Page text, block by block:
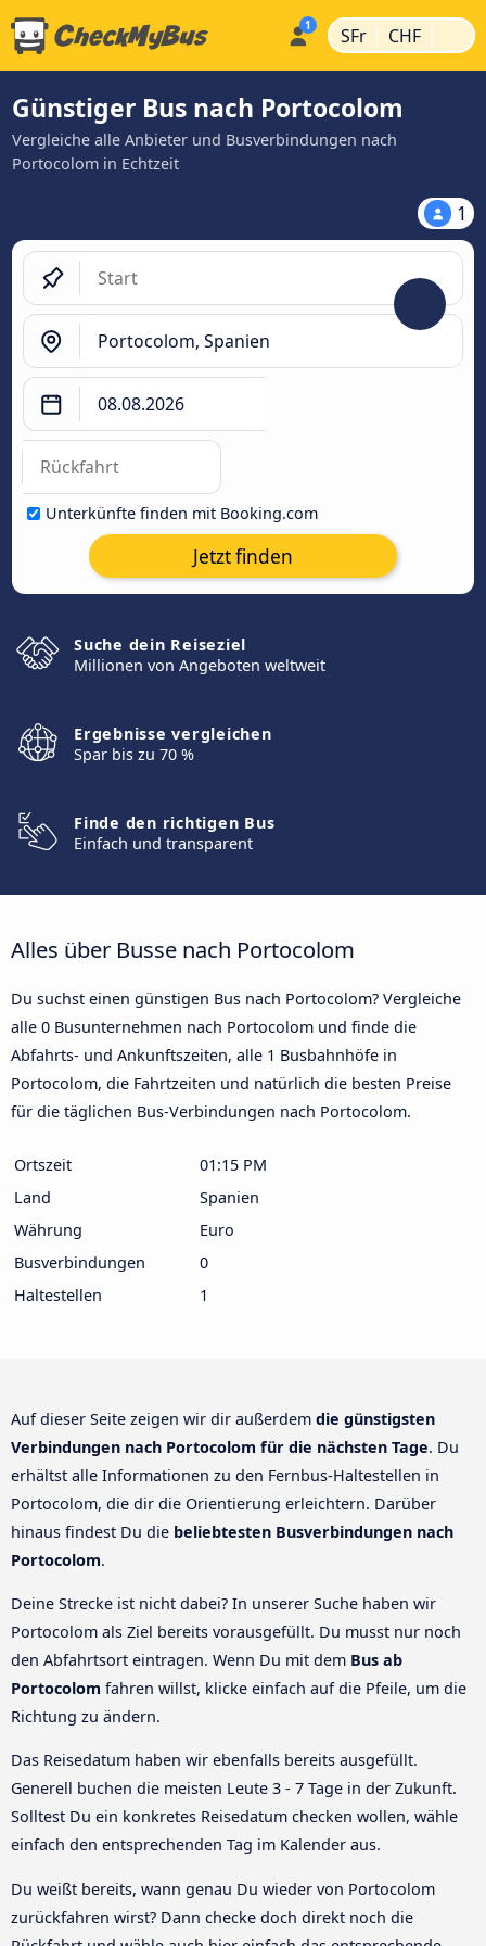
SFr | CHF |
Günstiger Bus nach Portocolom
Vergleiche alle Anbieter und Busverbindungen nach
Portocolom in Echtzeit
1
Unterkünfte finden mit Booking.com
Jetzt finden
Suche dein Reiseziel
Millionen von Angeboten weltweit
Ergebnisse vergleichen
Spar bis zu 70 %
Finde den richtigen Bus
Einfach und transparent
Alles über Busse nach Portocolom
Du suchst einen günstigen Bus nach Portocolom? Vergleiche
alle 0 Busunternehmen nach Portocolom und finde die
Abfahrts- und Ankunftszeiten, alle 1 Busbahnhöfe in
Portocolom, die Fahrtzeiten und natürlich die besten Preise
für die täglichen Bus-Verbindungen nach Portocolom.
Ortszeit
01:15 PM
Land
Spanien
Währung
Euro
Busverbindungen
0
Haltestellen
1
Auf dieser Seite zeigen wir dir außerdem die günstigsten
Verbindungen nach Portocolom für die nächsten Tage. Du
erhältst alle Informationen zu den Fernbus-Haltestellen in
Portocolom, die dir die Orientierung erleichtern. Darüber
hinaus findest Du die beliebtesten Busverbindungen nach
Portocolom.
Deine Strecke ist nicht dabei? In unserer Suche haben wir
Portocolom als Ziel bereits vorausgefüllt. Du musst nur noch
den Abfahrtsort eintragen. Wenn Du mit dem Bus ab
Portocolom fahren willst, klicke einfach auf die Pfeile, um die
Richtung zu ändern.
Das Reisedatum haben wir ebenfalls bereits ausgefüllt.
Generell buchen die meisten Leute 3 - 7 Tage in der Zukunft.
Solltest Du ein konkretes Reisedatum checken wollen, wähle
einfach den entsprechenden Tag im Kalender aus.
Du weißt bereits, wann genau Du wieder von Portocolom
zurückfahren wirst? Dann checke doch direkt noch die